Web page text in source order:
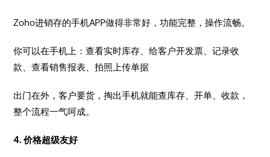
Zoho进销存的手机APP做得非常好，功能完整，操作流畅。
你可以在手机上：查看实时库存、给客户开发票、记录收
款、查看销售报表、拍照上传单据
出门在外，客户要货，掏出手机就能查库存、开单、收款，
整个流程一气呵成。
4. 价格超级友好